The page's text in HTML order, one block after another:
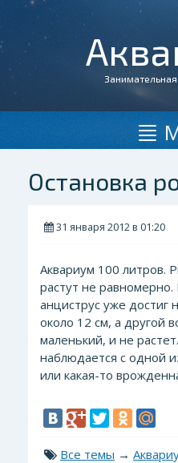
Остановка
31 января 2012 в 01:20
Аквариум 100 литров.
растут не
анциструс уже достиг
около 12 см, а другой
маленький, и не
наблюдается с одной
или какая-то
Все темы →